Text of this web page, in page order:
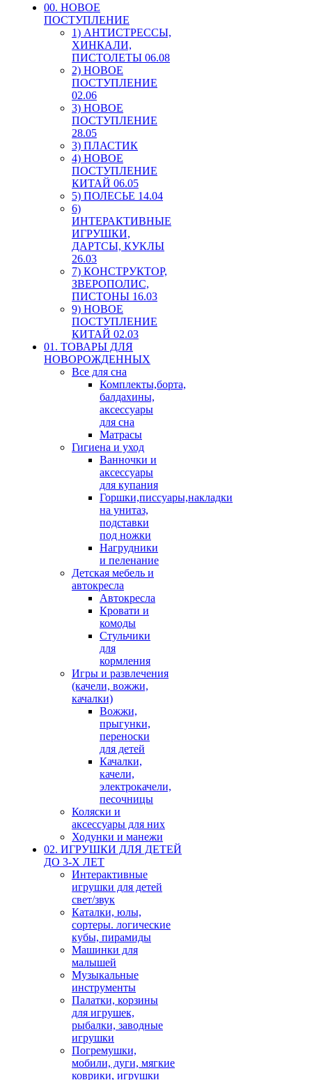
00. HОВОЕ
ПОСТУПЛЕНИЕ
1) АНТИСТРЕССЫ,
ХИНКАЛИ,
ПИСТОЛЕТЫ 06.08
2) НОВОЕ
ПОСТУПЛЕНИЕ
02.06
3) НОВОЕ
ПОСТУПЛЕНИЕ
28.05
3) ПЛАСТИК
4) НОВОЕ
ПОСТУПЛЕНИЕ
КИТАЙ 06.05
5) ПОЛЕСЬЕ 14.04
6)
ИНТЕРАКТИВНЫЕ
ИГРУШКИ,
ДАРТСЫ, КУКЛЫ
26.03
7) КОНСТРУКТОР,
ЗВЕРОПОЛИС,
ПИСТОНЫ 16.03
9) НОВОЕ
ПОСТУПЛЕНИЕ
КИТАЙ 02.03
01. ТОВАРЫ ДЛЯ
НОВОРОЖДЕННЫХ
Все для сна
Комплекты,борта,
балдахины,
аксессуары
для сна
Матрасы
Гигиена и уход
Ванночки и
аксессуары
для купания
Горшки,писсуары,накладки
на унитаз,
подставки
под ножки
Нагрудники
и пеленание
Детская мебель и
автокресла
Автокресла
Кровати и
комоды
Стульчики
для
кормления
Игры и развлечения
(качели, вожжи,
качалки)
Вожжи,
прыгунки,
переноски
для детей
Качалки,
качели,
электрокачели,
песочницы
Коляски и
аксессуары для них
Ходунки и манежи
02. ИГРУШКИ ДЛЯ ДЕТЕЙ
ДО 3-Х ЛЕТ
Интерактивные
игрушки для детей
свет/звук
Каталки, юлы,
сортеры. логические
кубы, пирамиды
Машинки для
малышей
Музыкальные
инструменты
Палатки, корзины
для игрушек,
рыбалки, заводные
игрушки
Погремушки,
мобили, дуги, мягкие
коврики, игрушки